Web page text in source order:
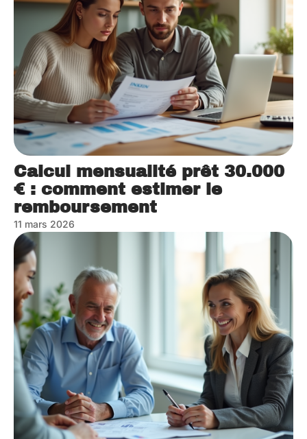
Calcul mensualité prêt 30.000
€ : comment estimer le
remboursement
11 mars 2026